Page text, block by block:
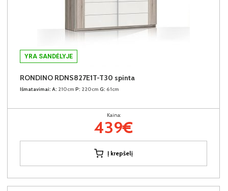
YRA SANDĖLYJE
RONDINO RDNS827E1T-T30 spinta
Išmatavimai: A: 210cm P: 220cm G: 61cm
Kaina:
439€
Į krepšelį